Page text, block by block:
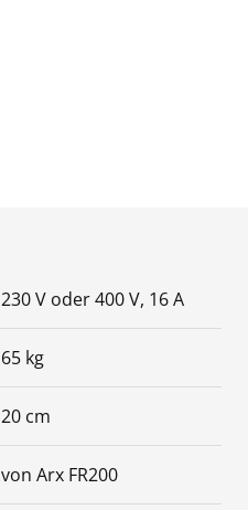
230 V oder 400 V, 16 A
65 kg
20 cm
von Arx FR200